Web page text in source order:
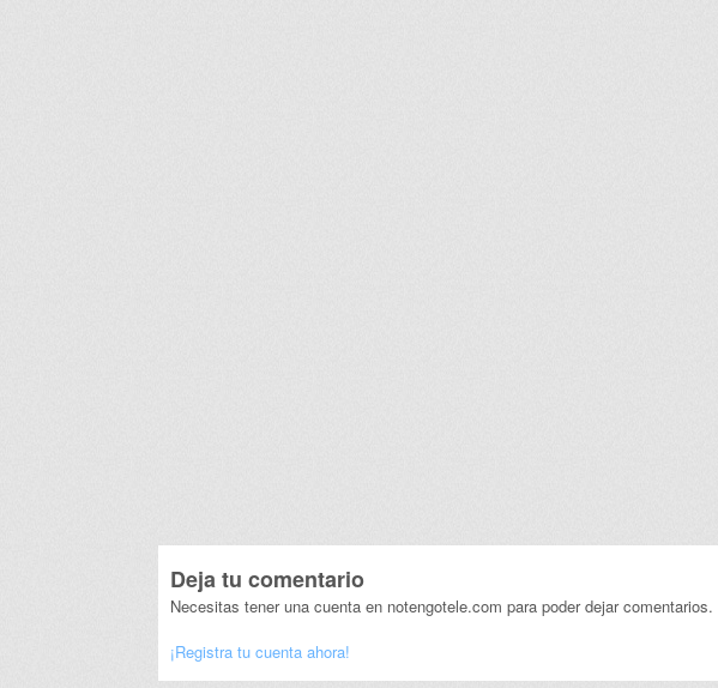
Deja tu comentario
Necesitas tener una cuenta en notengotele.com para poder dejar comentarios.
¡Registra tu cuenta ahora!